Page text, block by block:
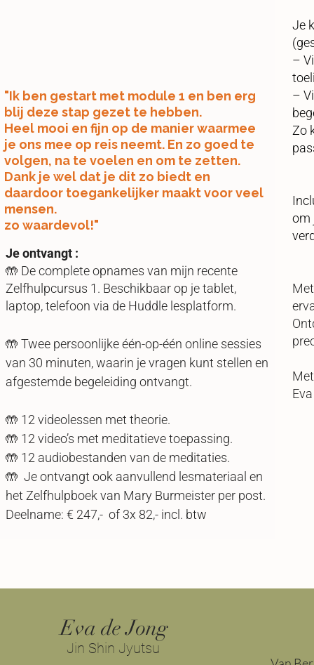
"Ik ben gestart met module 1 en ben erg
blij deze stap gezet te hebben.
Heel mooi en fijn op de manier waarmee
je ons mee op reis neemt. En zo goed te
volgen, na te voelen en om te zetten.
Dank je wel dat je dit zo biedt en
daardoor toegankelijker maakt voor veel
mensen.
zo waardevol!"
Jeontvangt :
🤲 De complete opnames van mijn recente
Zelfhulpcursus 1. Beschikbaar op je tablet,
laptop, telefoon via de Huddle lesplatform.
🤲 Twee persoonlijke één-op-één online sessies
van 30 minuten, waarin je vragen kunt stellen en
afgestemde begeleiding ontvangt.
🤲 12 videolessen met theorie.
🤲 12 video’s met meditatieve toepassing.
🤲 12 audiobestanden van de meditaties.
🤲 Je ontvangt ook aanvullend lesmateriaal en
het Zelfhulpboek van Mary Burmeister per post.
​Deelname: € 247,- of 3x 82,- incl. btw
Je
–
–
Zo
om
Eva​​​​​​​​​
Eva de Jong
Jin Shin Jyutsu